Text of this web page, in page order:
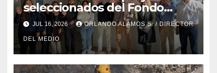
seleccionados del Fondo
Concursable 2026 de Nueva
Atacama
JUL 16, 2026 ORLANDO ALAMOS S. / DIRECTOR
DEL MEDIO